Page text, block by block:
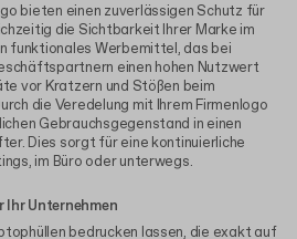
bieten einen zuverlässigen Schutz für
die Sichtbarkeit Ihrer Marke im
funktionales Werbemittel, das bei
einen hohen Nutzwert
vor Kratzern und Stößen beim
die Veredelung mit Ihrem Firmenlogo
Gebrauchsgegenstand in einen
Dies sorgt für eine kontinuierliche
im Büro oder unterwegs.
Ihr Unternehmen
bedrucken lassen, die exakt auf